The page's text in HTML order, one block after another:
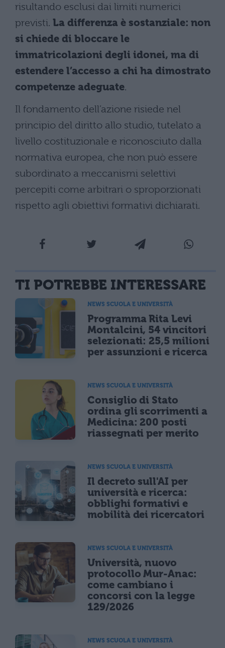
risultando esclusi dai limiti numerici
previsti. La differenza è sostanziale: non
si chiede di bloccare le
immatricolazioni degli idonei, ma di
estendere l’accesso a chi ha dimostrato
competenze adeguate.
Il fondamento dell’azione risiede nel
principio del diritto allo studio, tutelato a
livello costituzionale e riconosciuto dalla
normativa europea, che non può essere
subordinato a meccanismi selettivi
percepiti come arbitrari o sproporzionati
rispetto agli obiettivi formativi dichiarati.
TI POTREBBE INTERESSARE
NEWS SCUOLA E UNIVERSITÀ
Programma Rita Levi
Montalcini, 54 vincitori
selezionati: 25,5 milioni
per assunzioni e ricerca
NEWS SCUOLA E UNIVERSITÀ
Consiglio di Stato
ordina gli scorrimenti a
Medicina: 200 posti
riassegnati per merito
NEWS SCUOLA E UNIVERSITÀ
Il decreto sull'AI per
università e ricerca:
obblighi formativi e
mobilità dei ricercatori
NEWS SCUOLA E UNIVERSITÀ
Università, nuovo
protocollo Mur-Anac:
come cambiano i
concorsi con la legge
129/2026
NEWS SCUOLA E UNIVERSITÀ